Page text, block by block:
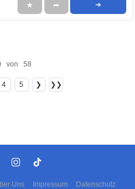
★ ➦ ➜
von 58
4 5 ❯ ❯❯
Uns Impressum Datenschutz